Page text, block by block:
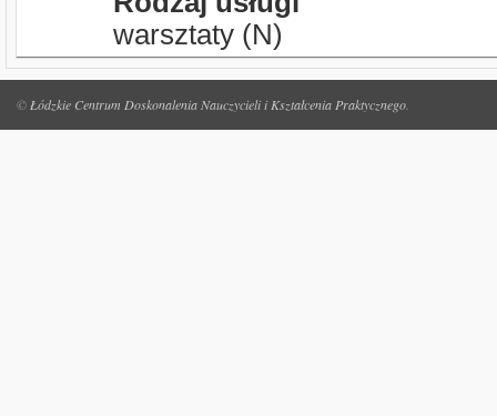
warsztaty (N)
© Łódzkie Centrum Doskonalenia Nauczycieli i Kształcenia Praktycznego